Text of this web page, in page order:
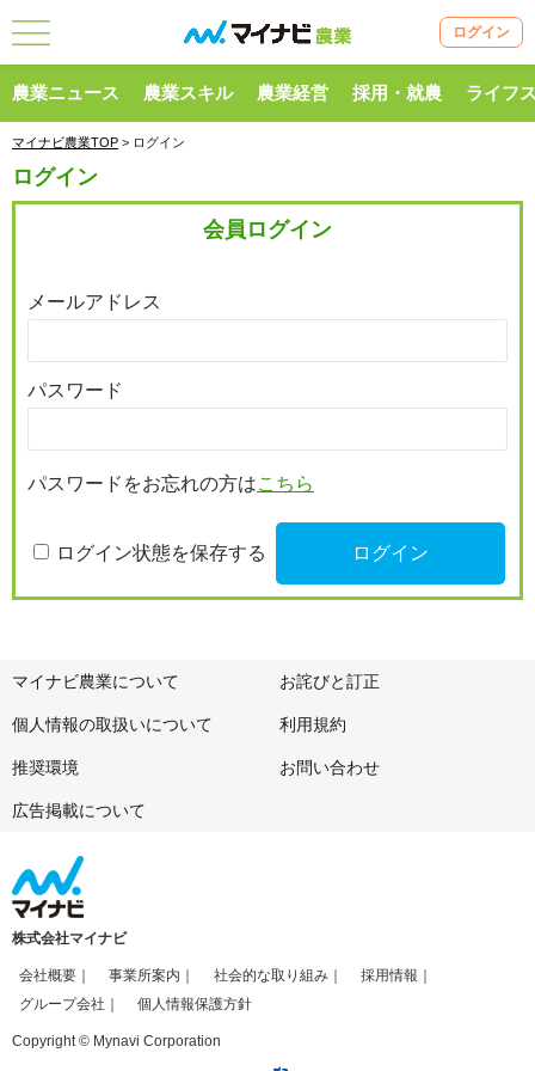
ログイン
農業ニュース 農業スキル 農業経営 採用・就農 ライフ
マイナビ農業TOP > ログイン
ログイン
会員ログイン
メールアドレス
パスワード
パスワードをお忘れの方はこちら
ログイン状態を保存する
マイナビ農業について お詫びと訂正
個人情報の取扱いについて 利用規約
推奨環境 お問い合わせ
広告掲載について
株式会社マイナビ
会社概要 事業所案内 社会的な取り組み
採用情報
グループ会社
個人情報保護方針
Copyright © Mynavi Corporation